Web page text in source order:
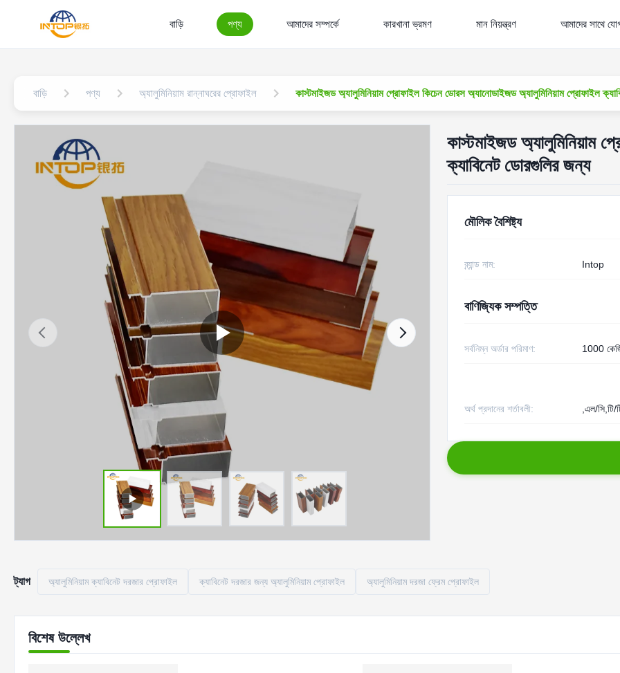
বাড়ি পণ্য আমাদের সম্পর্কে কারখানা ভ্রমণ মান নিয়ন্ত্রণ আমাদের সাথে
বাড়ি পণ্য অ্যালুমিনিয়াম রান্নাঘরের প্রোফাইল কাস্টমাইজড অ্যালুমিনিয়াম প্রোফাইল কিচেন ডোরস অ্যানোডাইজড অ্যালুমিনিয়াম প্রোফাইল
কাস্টমাইজড অ্যালুমিনিয়াম
ক্যাবিনেট ডোরগুলির জন্য
মৌলিক বৈশিষ্ট্য
ব্র্যান্ড নাম: Intop
বাণিজ্যিক সম্পত্তি
সর্বনিম্ন অর্ডার পরিমাণ: 1000
অর্থ প্রদানের শর্তাবলী: ,এল/সি,টি/
ট্যাগ অ্যালুমিনিয়াম ক্যাবিনেট দরজার প্রোফাইল ক্যাবিনেট দরজার জন্য অ্যালুমিনিয়াম প্রোফাইল অ্যালুমিনিয়াম দরজা ফ্রেম প্রোফাইল
বিশেষ উল্লেখ